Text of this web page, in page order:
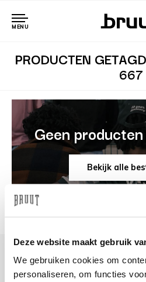
Deze website maakt gebruik
We gebruiken cookies om
personaliseren, om functies
MENU
PRODUCTEN
667
Geen
Bekijk alle